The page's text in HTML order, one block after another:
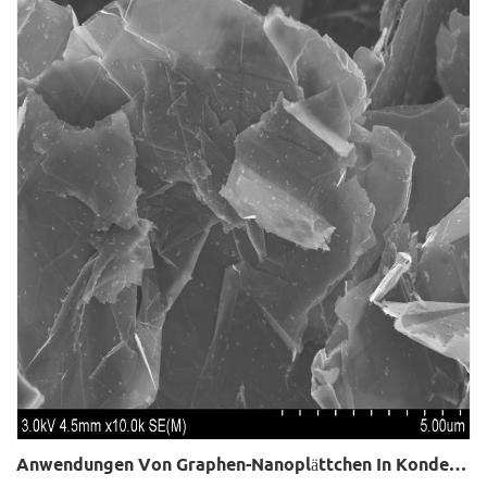
Anwendungen Von Graphen-Nanoplättchen In Kondensatoren Und Batterien